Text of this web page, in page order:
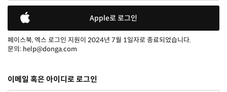
Apple로 로그인
페이스북, 엑스 로그인 지원이 2024년 7월 1일자로 종료되었습니다.
문의: help@donga.com
이메일 혹은 아이디로 로그인